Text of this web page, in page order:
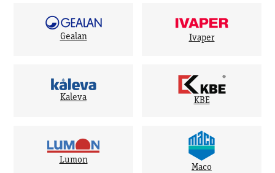
Gealan Ivaper
Kaleva KBE
Lumon
Maco